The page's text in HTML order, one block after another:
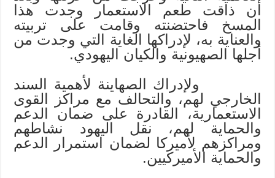
أن ذاقت طعم الاستعمار وجدت هذا
المسخ فاحتضنته وقامت على تربيته
والعناية به، لإدراكها الغاية التي وجدت من
أجلها الصهيونية والكيان اليهودي.
ولإدراك الصهاينة لأهمية السند
الخارجي لهم، والتحالف مع مراكز القوى
الاستعمارية، القادرة على ضمان الدعم
والحماية لهم، نقل اليهود نشاطهم
ومراكزهم لأميركا لضمان استمرار الدعم
والحماية الأميركيين.